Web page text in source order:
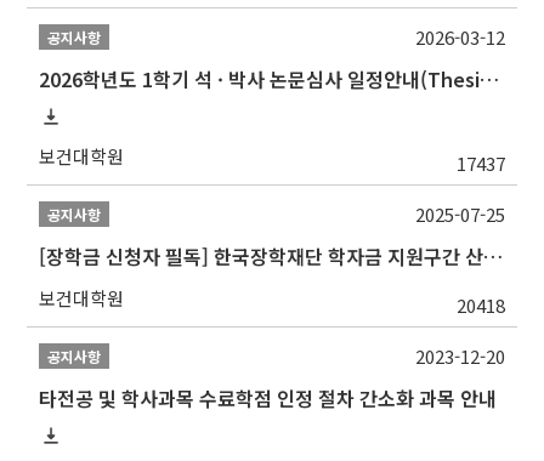
공지사항
2026학년도 1학기 석 · 박사 논문심사 일정안내(Thesis Defense Schedules)
보건대학원 17437
2026-03-12
공지사항
[장학금 신청자 필독] 한국장학재단 학자금 지원구간 산정 권고
보건대학원 20418
2025-07-25
공지사항
타전공 및 학사과목 수료학점 인정 절차 간소화 과목 안내
2023-12-20